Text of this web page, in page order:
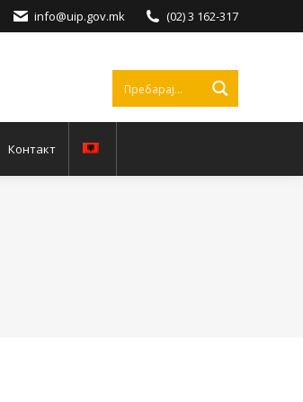
info@uip.gov.mk (02) 3 162-317
Контакт